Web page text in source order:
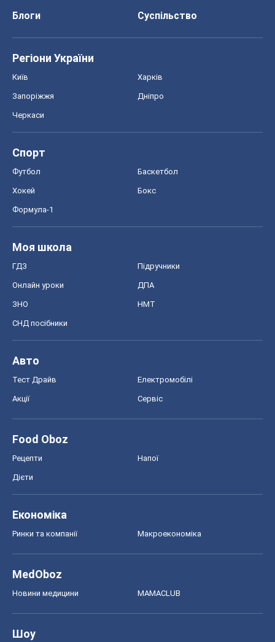
Блоги
Суспільство
Регіони України
Київ Харків
Запоріжжя Дніпро
Черкаси
Спорт
Футбол Баскетбол
Хокей Бокс
Формула-1
Моя школа
ГДЗ Підручники
Онлайн уроки ДПА
ЗНО НМТ
СНД посібники
Авто
Тест Драйв Електромобілі
Акції Сервіс
Food Oboz
Рецепти Напої
Дієти
Економіка
Ринки та компанії Макроекономіка
MedOboz
Новини медицини MAMACLUB
Шоу